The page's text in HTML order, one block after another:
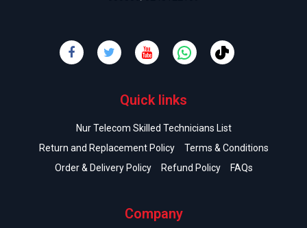
Quick links
Nur Telecom Skilled Technicians List
Return and Replacement Policy
Terms & Conditions
Order & Delivery Policy
Refund Policy FAQs
Company